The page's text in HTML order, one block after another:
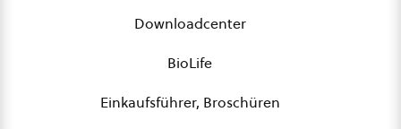
Downloadcenter
BioLife
Einkaufsführer, Broschüren